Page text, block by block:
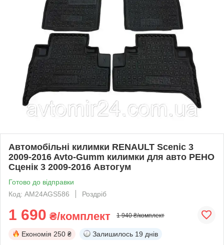
Автомобільні килимки RENAULT Scenic 3
2009-2016 Avto-Gumm килимки для авто РЕНО
Сценік 3 2009-2016 Автогум
Готово до відправки
Код: AM24AGS586
Роздріб
1 690 ₴/комплект 1 940 ₴/комплект
Економія 250 ₴ Залишилось 19 днів